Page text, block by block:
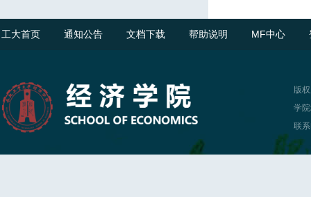
工大首页 通知公告 文档下载 帮助说明 MF中心
版
学
联